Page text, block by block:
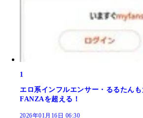
1
エロ系インフルエンサー・るるたん
FANZAを超える！
2026年01月16日 06:30